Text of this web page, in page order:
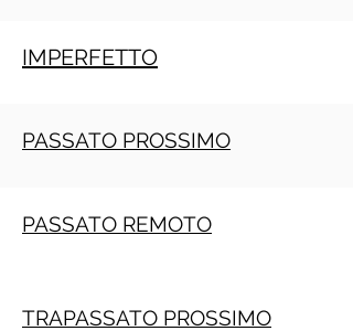
IMPERFETTO
PASSATO PROSSIMO
PASSATO REMOTO
TRAPASSATO PROSSIMO